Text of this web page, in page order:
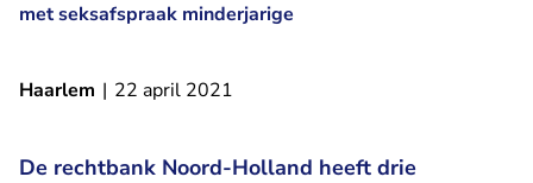
met seksafspraak minderjarige
Haarlem | 22 april 2021
De rechtbank Noord-Holland heeft drie